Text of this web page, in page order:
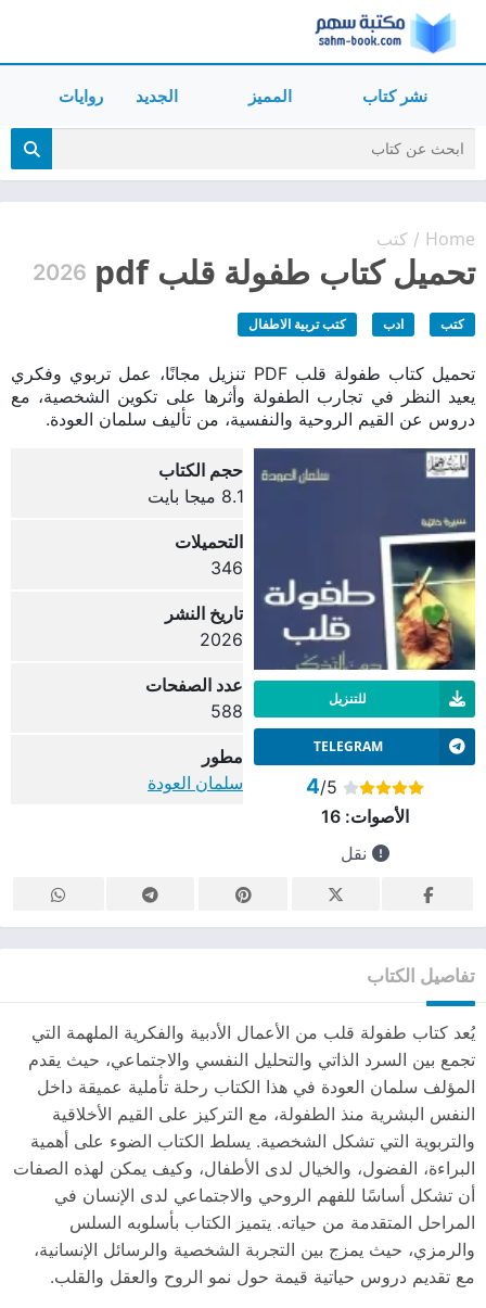
نشر كتاب المميز الجديد روايات
Home
/ كتب
تحميل كتاب طفولة قلب pdf 2026
كتب ادب كتب تربية الاطفال
تحميل كتاب طفولة قلب PDF تنزيل مجانًا، عمل تربوي وفكري
يعيد النظر في تجارب الطفولة وأثرها على تكوين الشخصية، مع
دروس عن القيم الروحية والنفسية، من تأليف سلمان العودة.
للتنزيل
TELEGRAM
4/5
الأصوات:16
نقل
حجم الكتاب
8.1 ميجا بايت
التحميلات
346
تاريخ النشر
2026
عدد الصفحات
588
مطور
سلمان العودة
تفاصيل الكتاب
يُعد كتاب طفولة قلب من الأعمال الأدبية والفكرية الملهمة التي
تجمع بين السرد الذاتي والتحليل النفسي والاجتماعي، حيث يقدم
المؤلف سلمان العودة في هذا الكتاب رحلة تأملية عميقة داخل
النفس البشرية منذ الطفولة، مع التركيز على القيم الأخلاقية
والتربوية التي تشكل الشخصية. يسلط الكتاب الضوء على أهمية
البراءة، الفضول، والخيال لدى الأطفال، وكيف يمكن لهذه الصفات
أن تشكل أساسًا للفهم الروحي والاجتماعي لدى الإنسان في
المراحل المتقدمة من حياته. يتميز الكتاب بأسلوبه السلس
والرمزي، حيث يمزج بين التجربة الشخصية والرسائل الإنسانية،
مع تقديم دروس حياتية قيمة حول نمو الروح والعقل والقلب.